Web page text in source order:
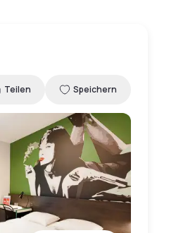
Teilen Speichern